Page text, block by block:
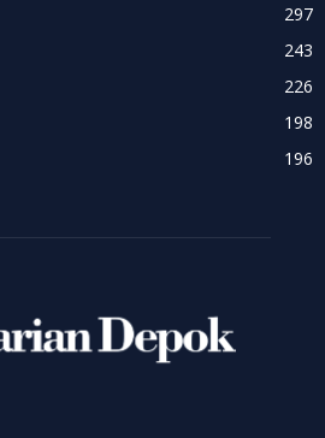
297
243
226
198
196